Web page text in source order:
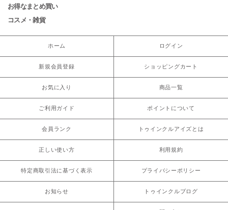
お得なまとめ買い
コスメ・雑貨
ホーム ログイン
新規会員登録 ショッピングカート
お気に入り 商品一覧
ご利用ガイド ポイントについて
会員ランク トゥインクルアイズとは
正しい使い方 利用規約
特定商取引法に基づく表示 プライバシーポリシー
お知らせ トゥインクルブログ